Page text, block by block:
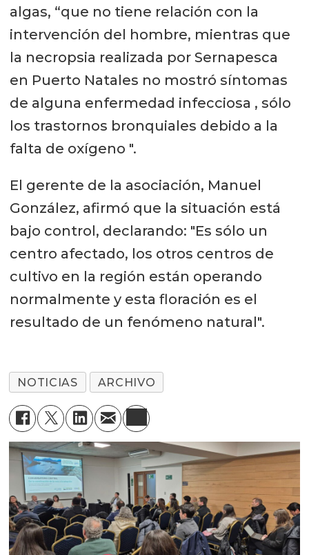
algas, “que no tiene relación con la
intervención del hombre, mientras que
la necropsia realizada por Sernapesca
en Puerto Natales no mostró síntomas
de alguna enfermedad infecciosa , sólo
los trastornos bronquiales debido a la
falta de oxígeno ".
El gerente de la asociación, Manuel
González, afirmó que la situación está
bajo control, declarando: "Es sólo un
centro afectado, los otros centros de
cultivo en la región están operando
normalmente y esta floración es el
resultado de un fenómeno natural".
NOTICIAS ARCHIVO